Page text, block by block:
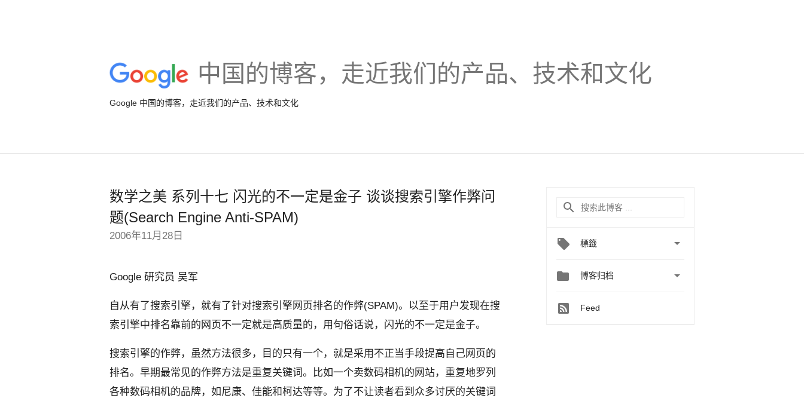
中国的博客，走近我们的产品、技术和文化
Google 中国的博客，走近我们的产品、技术和文化
数学之美 系列十七 闪光的不一定是金子 谈谈搜索引擎作弊问
题(Search Engine Anti-SPAM)
2006年11月28日
Google 研究员 吴军
自从有了搜索引擎，就有了针对搜索引擎网页排名的作弊(SPAM)。以至于用户发现在搜
索引擎中排名靠前的网页不一定就是高质量的，用句俗话说，闪光的不一定是金子。
搜索引擎的作弊，虽然方法很多，目的只有一个，就是采用不正当手段提高自己网页的
排名。早期最常见的作弊方法是重复关键词。比如一个卖数码相机的网站，重复地罗列
各种数码相机的品牌，如尼康、佳能和柯达等等。为了不让读者看到众多讨厌的关键词
標籤 
 博客归档 
Feed